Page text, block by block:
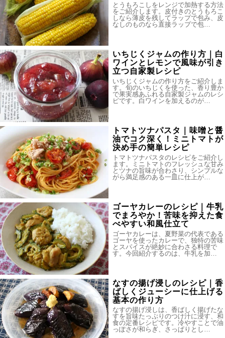
とうもろこしをレンジで加熱する方法
をご紹介します。皮付きのとうもろこ
しなら薄皮を残してラップで包み、皮
なしのものなら直接ラップで包…
いちじくジャムの作り方｜白
ワインとレモンで風味が引き
立つ自家製レシピ
いちじくジャムの作り方をご紹介しま
す。旬のいちじくを使った、香り豊か
で果実感あふれる自家製ジャムのレシ
ピです。白ワインを加えるのが…
トマトツナパスタ｜味噌と醤
油でコク深く！ミニトマトが
決め手の簡単レシピ
トマトツナパスタのレシピをご紹介し
ます。ミニトマトのフレッシュな甘み
とツナの旨味が合わさり、シンプルな
がら満足感のある一皿に仕上が…
ゴーヤカレーのレシピ｜牛乳
でまろやか！苦味を抑えた食
べやすい和風仕立て
ゴーヤカレーは、夏野菜の代表である
ゴーヤを使ったカレーで、独特の苦味
とスパイスが絶妙に合わさる料理で
す。今回紹介するのは、牛乳を加…
なすの揚げ浸しのレシピ｜香
ばしくジューシーに仕上げる
基本の作り方
なすの揚げ浸しは、香ばしく揚げたな
すを旨味たっぷりのつけ汁に浸す、和
食の定番レシピです。冷やすことで油
っぽさが和らぎ、さっぱりとし…